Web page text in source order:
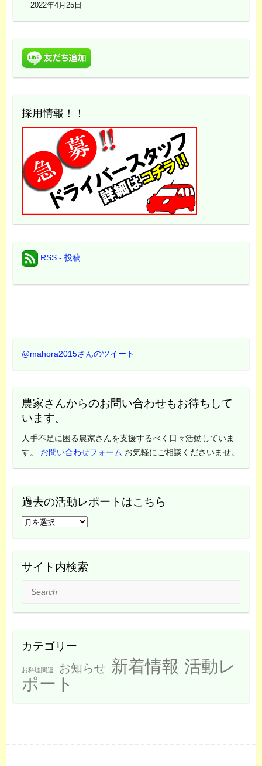
2022年4月25日
採用情報！！
RSS - 投稿
@mahora2015さんのツイート
農家さんからのお問い合わせもお待ちして
います。
人手不足に困る農家さんを支援するべく日々活動していま
す。 お問い合わせフォーム お気軽にご相談くださいませ。
過去の活動レポートはこちら
過
去
活
は
ち
ら
サイト内検索
Search
カテゴリー
お料理関連 お知らせ 新着情報 活動レ
ポート